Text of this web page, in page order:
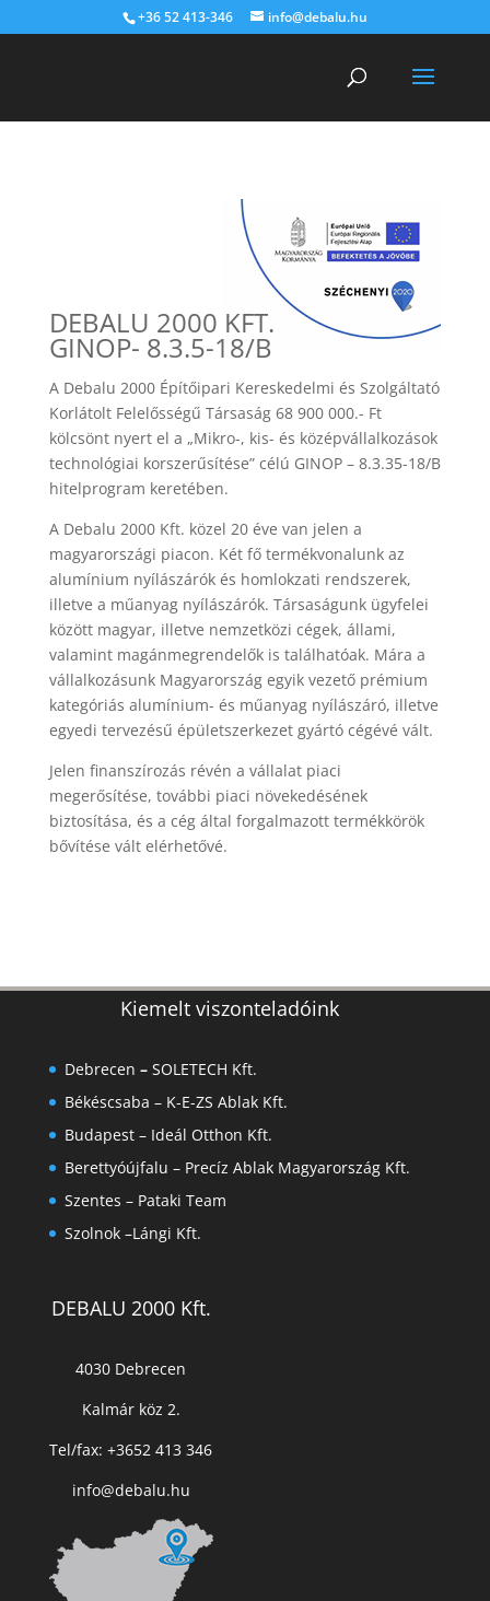
Warning: Constant DISALLOW_FILE_EDIT already defined in
on line
+36 52 413-346 info@debalu.hu
DEBALU 2000 KFT.
GINOP- 8.3.5-18/B
A Debalu 2000 Építőipari Kereskedelmi és Szolgáltató
Korlátolt Felelősségű Társaság 68 900 000.- Ft
kölcsönt nyert el a „Mikro-, kis- és középvállalkozások
technológiai korszerűsítése” célú GINOP – 8.3.35-18/B
hitelprogram keretében.
A Debalu 2000 Kft. közel 20 éve van jelen a
magyarországi piacon. Két fő termékvonalunk az
alumínium nyílászárók és homlokzati rendszerek,
illetve a műanyag nyílászárók. Társaságunk ügyfelei
között magyar, illetve nemzetközi cégek, állami,
valamint magánmegrendelők is találhatóak. Mára a
vállalkozásunk Magyarország egyik vezető prémium
kategóriás alumínium- és műanyag nyílászáró, illetve
egyedi tervezésű épületszerkezet gyártó cégévé vált.
Jelen finanszírozás révén a vállalat piaci
megerősítése, további piaci növekedésének
biztosítása, és a cég által forgalmazott termékkörök
bővítése vált elérhetővé.
Kiemelt viszonteladóink
Debrecen – SOLETECH Kft.
Békéscsaba – K-E-ZS Ablak Kft.
Budapest – Ideál Otthon Kft.
Berettyóújfalu – Precíz Ablak Magyarország Kft.
Szentes – Pataki Team
Szolnok –Lángi Kft.
DEBALU 2000 Kft.
4030 Debrecen
Kalmár köz 2.
Tel/fax: +3652 413 346
info@debalu.hu